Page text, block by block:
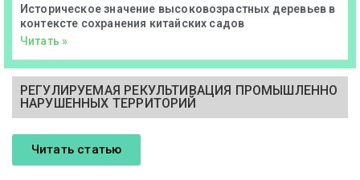
Историческое значение высоковозрастных деревьев в
контексте сохранения китайских садов
Читать »
РЕГУЛИРУЕМАЯ РЕКУЛЬТИВАЦИЯ ПРОМЫШЛЕННО
НАРУШЕННЫХ ТЕРРИТОРИЙ
Читать статью